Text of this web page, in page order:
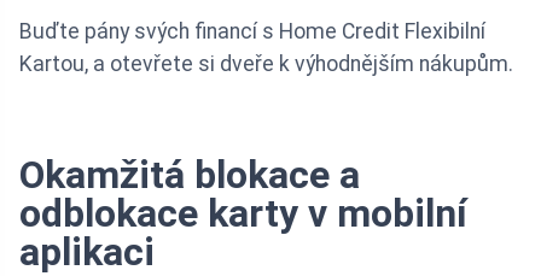
Buďte pány svých financí s Home Credit Flexibilní
Kartou, a otevřete si dveře k výhodnějším nákupům.
Okamžitá blokace a
odblokace karty v mobilní
aplikaci